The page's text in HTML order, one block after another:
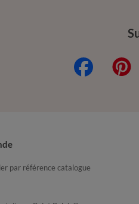
par référence catalogue